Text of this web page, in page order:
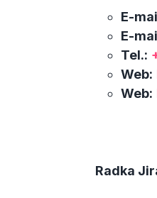
E-
E-
Tel.:
Web:
Web:
Radka